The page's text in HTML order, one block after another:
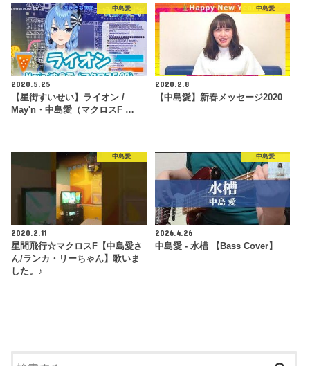
中島愛
2020.5.25
【星街すいせい】ライオン /
May'n・中島愛（マクロスF …
中島愛
2020.2.8
【中島愛】新春メッセージ2020
中島愛
2020.2.11
星間飛行☆マクロスF【中島愛さ
ん/ランカ・リーちゃん】歌いま
した。♪
中島愛
2026.4.26
中島愛 - 水槽 【Bass Cover】